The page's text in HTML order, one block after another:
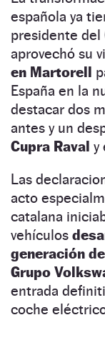
española ya
presidente del
aprovechó su
en Martorell
España en la
destacar dos
antes y un
Cupra Raval y
Las
acto
catalana
vehículos
generación
Grupo
entrada
coche